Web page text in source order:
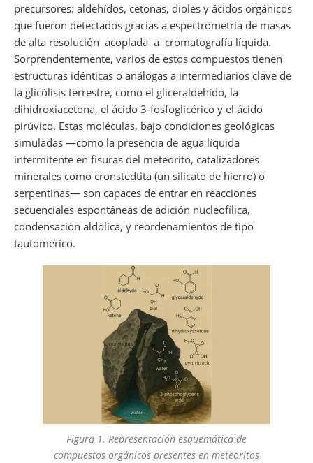
precursores: aldehídos, cetonas, dioles y ácidos orgánicos
que fueron detectados gracias a espectrometría de masas
de alta resolución acoplada a cromatografía líquida.
Sorprendentemente, varios de estos compuestos tienen
estructuras idénticas o análogas a intermediarios clave de
la glicólisis terrestre, como el gliceraldehído, la
dihidroxiacetona, el ácido 3-fosfoglicérico y el ácido
pirúvico. Estas moléculas, bajo condiciones geológicas
simuladas —como la presencia de agua líquida
intermitente en fisuras del meteorito, catalizadores
minerales como cronstedtita (un silicato de hierro) o
serpentinas— son capaces de entrar en reacciones
secuenciales espontáneas de adición nucleofílica,
condensación aldólica, y reordenamientos de tipo
tautomérico.
Figura 1. Representación esquemática de
compuestos orgánicos presentes en meteoritos